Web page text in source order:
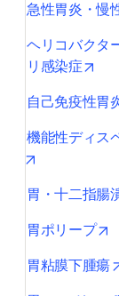
急性胃炎・慢
ヘリコバクタ
リ感染症
自己免疫性胃
機能性ディス
胃・十二指腸
胃ポリープ
胃粘膜下腫瘍